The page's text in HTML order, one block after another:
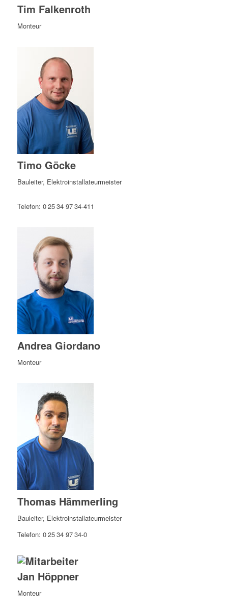
Tim Falkenroth
Monteur
Timo Göcke
Bauleiter, Elektroinstallateurmeister
Telefon: 0 25 34 97 34-411
Andrea Giordano
Monteur
Thomas Hämmerling
Bauleiter, Elektroinstallateurmeister
Telefon: 0 25 34 97 34-0
Jan Höppner
Monteur